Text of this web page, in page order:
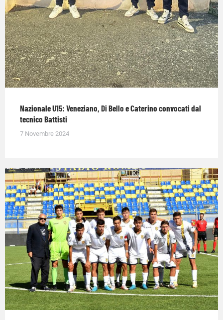
Nazionale U15: Veneziano, Di Bello e Caterino convocati dal
tecnico Battisti
7 Novembre 2024